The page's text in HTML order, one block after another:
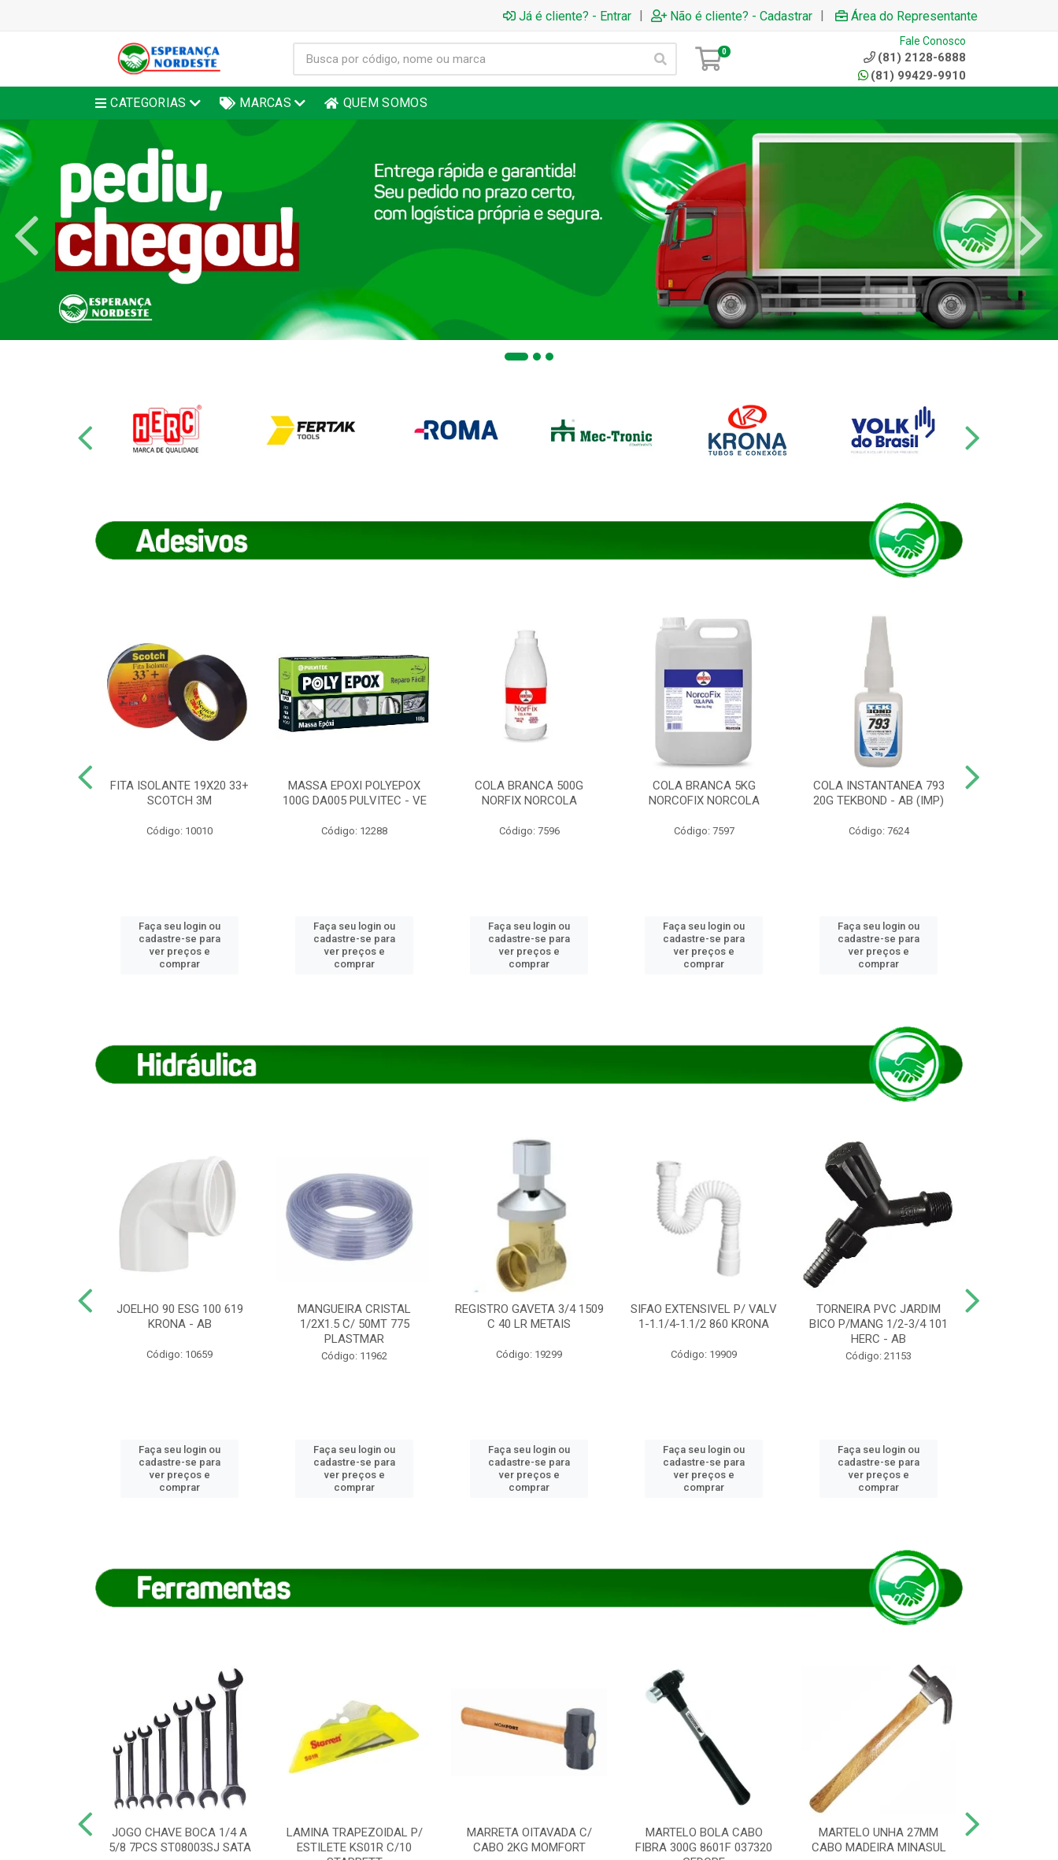
Já é cliente? - Entrar | Não é cliente? - Cadastrar | Área do Representante
0
Fale Conosco
(81) 2128-6888
(81) 99429-9910
CATEGORIAS MARCAS QUEM SOMOS
FITA ISOLANTE 19X20 33+
SCOTCH 3M
Código: 10010
Faça seu login ou
cadastre-se para
ver preços e
comprar
MASSA EPOXI POLYEPOX
100G DA005 PULVITEC - VE
Código: 12288
Faça seu login ou
cadastre-se para
ver preços e
comprar
COLA BRANCA 500G
NORFIX NORCOLA
Código: 7596
Faça seu login ou
cadastre-se para
ver preços e
comprar
COLA BRANCA 5KG
NORCOFIX NORCOLA
Código: 7597
Faça seu login ou
cadastre-se para
ver preços e
comprar
COLA INSTANTANEA 793
20G TEKBOND - AB (IMP)
Código: 7624
Faça seu login ou
cadastre-se para
ver preços e
comprar
JOELHO 90 ESG 100 619
KRONA - AB
Código: 10659
Faça seu login ou
cadastre-se para
ver preços e
comprar
MANGUEIRA CRISTAL
1/2X1.5 C/ 50MT 775
PLASTMAR
Código: 11962
Faça seu login ou
cadastre-se para
ver preços e
comprar
REGISTRO GAVETA 3/4 1509
C 40 LR METAIS
Código: 19299
Faça seu login ou
cadastre-se para
ver preços e
comprar
SIFAO EXTENSIVEL P/ VALV
1-1.1/4-1.1/2 860 KRONA
Código: 19909
Faça seu login ou
cadastre-se para
ver preços e
comprar
TORNEIRA PVC JARDIM
BICO P/MANG 1/2-3/4 101
HERC - AB
Código: 21153
Faça seu login ou
cadastre-se para
ver preços e
comprar
JOGO CHAVE BOCA 1/4 A
5/8 7PCS ST08003SJ SATA
LAMINA TRAPEZOIDAL P/
ESTILETE KS01R C/10
MARRETA OITAVADA C/
CABO 2KG MOMFORT
MARTELO BOLA CABO
FIBRA 300G 8601F 037320
MARTELO UNHA 27MM
CABO MADEIRA MINASUL